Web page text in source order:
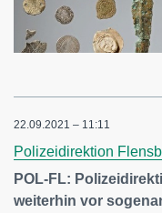
22.09.2021 – 11:11
Polizeidirektion
POL-FL:
weiterhin vor